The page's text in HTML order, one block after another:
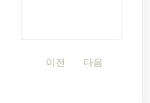
이전 다음